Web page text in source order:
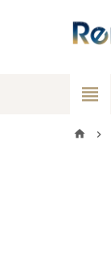
view_headline
home chevron_right